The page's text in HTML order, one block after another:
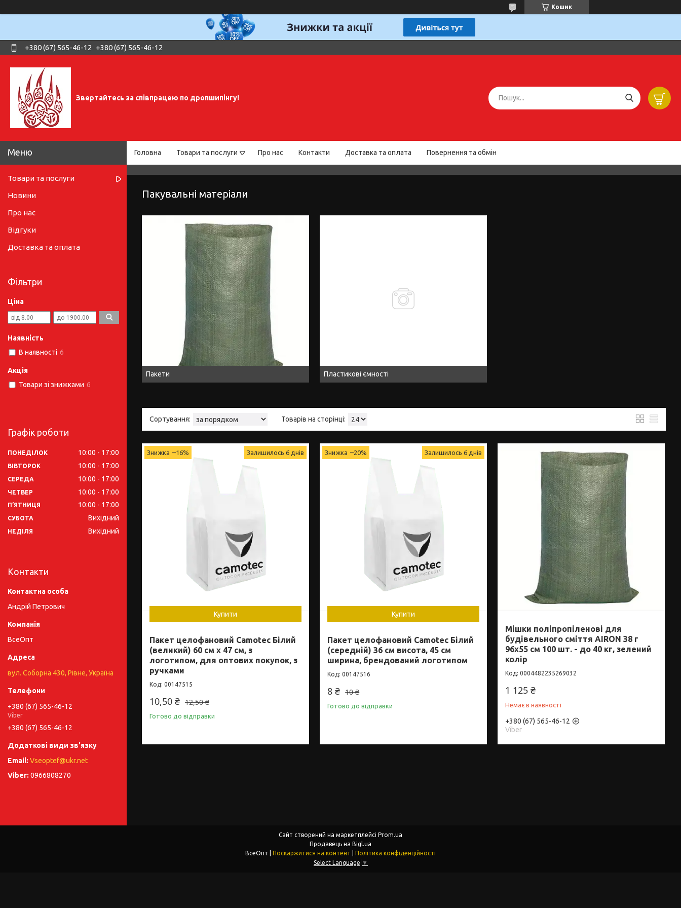
Кошик
+380 (67) 565-46-12 +380 (67) 565-46-12
Звертайтесь за співпрацею по дропшипінгу!
Головна Товари та послуги Про нас Контакти Доставка та оплата Повернення та обмін
Пакувальні матеріали
Пакети Пластикові ємності
–16% Залишилось 6 днів
Купити
Пакет целофановий Camotec Білий
(великий) 60 см x 47 см, з
логотипом, для оптових покупок, з
ручками
00147515
12,50 ₴
10,50 ₴
Готово до відправки
–20% Залишилось 6 днів
Купити
Пакет целофановий Camotec Білий
(середній) 36 см висота, 45 см
ширина, брендований логотипом
00147516
10 ₴
8 ₴
Готово до відправки
Мішки поліпропіленові для
будівельного сміття AIRON 38 г
96х55 см 100 шт. - до 40 кг, зелений
колір
0004482235269032
1 125 ₴
Немає в наявності
+380 (67) 565-46-12
Viber
Товари та послуги
Новини
Про нас
Відгуки
Доставка та оплата
Фільтри
Ціна
Наявність
В наявності 6
Акція
Товари зі знижками 6
Графік роботи
ПОНЕДІЛОК 10:00 17:00
ВІВТОРОК 10:00 17:00
СЕРЕДА 10:00 17:00
ЧЕТВЕР 10:00 17:00
ПʼЯТНИЦЯ 10:00 17:00
СУБОТА Вихідний
НЕДІЛЯ Вихідний
Контакти
Андрій Петрович
ВсеОпт
вул. Соборна 430, Рівне, Україна
+380 (67) 565-46-12
Viber
+380 (67) 565-46-12
Vseoptef@ukr.net
0966808270
Сайт створений на маркетплейсі Prom.ua
Продавець на Bigl.ua
Поскаржитися на контент
Політика конфіденційності
Select Language ▼